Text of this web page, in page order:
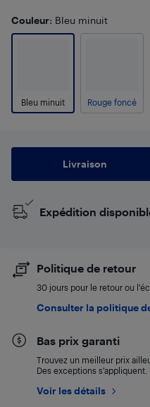
Couleur: Bleu minuit
Bleu minuit Rouge foncé
Livraison
Expédition
Politique de retour
30 jours pour le retour ou
Consulter la politique
Bas prix garanti
Trouvez un meilleur prix
Des exceptions s’appliquent.
Voir les détails